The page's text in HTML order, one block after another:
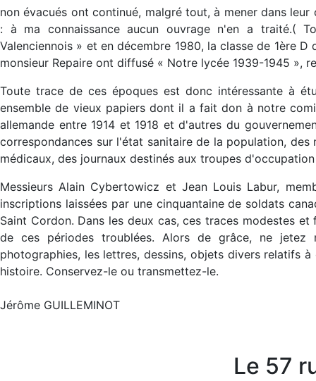
non évacués ont continué, malgré tout, à mener dans
: à ma connaissance aucun ouvrage n'en a traité.(
Valenciennois » et en décembre 1980, la classe de 1ère
monsieur Repaire ont diffusé « Notre lycée 1939-1945 »,
Toute trace de ces époques est donc intéressante à
ensemble de vieux papiers dont il a fait don à notre
allemande entre 1914 et 1918 et d'autres du
correspondances sur l'état sanitaire de la population,
médicaux, des journaux destinés aux troupes
Messieurs Alain Cybertowicz et Jean Louis Labur,
inscriptions laissées par une cinquantaine de soldats
Saint Cordon. Dans les deux cas, ces traces modestes
de ces périodes troublées. Alors de grâce, ne jetez
photographies, les lettres, dessins, objets divers relatifs
histoire. Conservez-le ou transmettez-le.
Jérôme GUILLEMINOT
Le 57